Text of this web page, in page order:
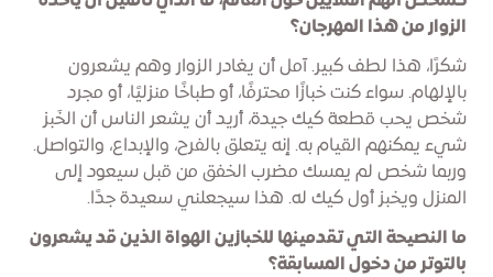
الزوار من هذا المهرجان؟
شكرًا، هذا لطف كبير. آمل أن يغادر الزوار وهم يشعرون
بالإلهام. سواء كنت خبازًا محترفًا، أو طباخًا منزليًا، أو مجرد
شخص يحب قطعة كيك جيدة، أريد أن يشعر الناس أن الخَبز
شيء يمكنهم القيام به. إنه يتعلق بالفرح، والإبداع، والتواصل.
وربما شخص لم يمسك مضرب الخفق من قبل سيعود إلى
المنزل ويخبز أول كيك له. هذا سيجعلني سعيدة جدًا.
ما النصيحة التي تقدمينها للخبازين الهواة الذين قد يشعرون
بالتوتر من دخول المسابقة؟